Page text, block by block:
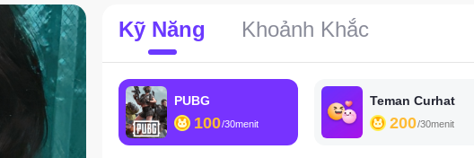
Kỹ Năng Khoảnh Khắc
PUBG
100/30menit
Teman Curhat
200/30menit